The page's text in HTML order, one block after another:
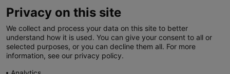
LEGRAND PORTUGAL
GRUPO LEGRAND NO MUNDO
Privacy on this site
We collect and process your data on this site to better
understand how it is used. You can give your consent to all or
selected purposes, or you can decline them all. For more
information, see our privacy policy.